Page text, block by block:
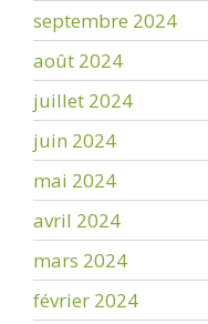
septembre 2024
août 2024
juillet 2024
juin 2024
mai 2024
avril 2024
mars 2024
février 2024